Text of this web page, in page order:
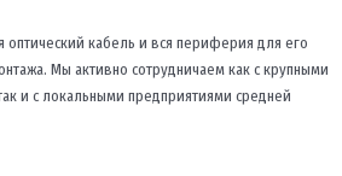
оптический кабель и вся периферия для его
Мы активно сотрудничаем как с крупными
и с локальными предприятиями средней